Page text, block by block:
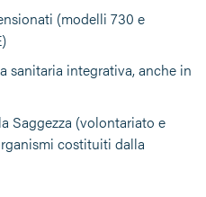
(modelli 730 e
sanitaria integrativa, anche in
Saggezza (volontariato e
costituiti dalla